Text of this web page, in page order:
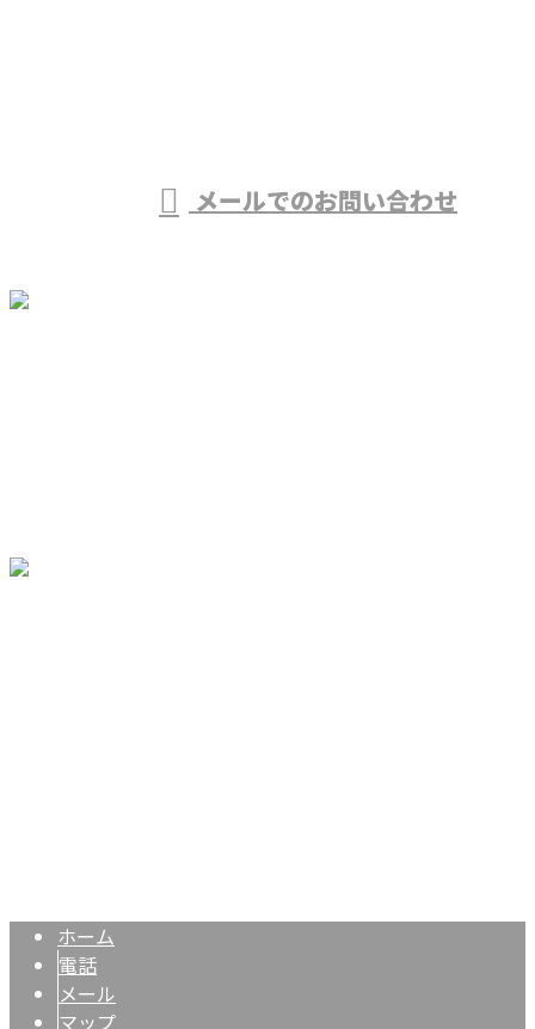
メールでのお問い合わせ
ホーム
電話
メール
マップ